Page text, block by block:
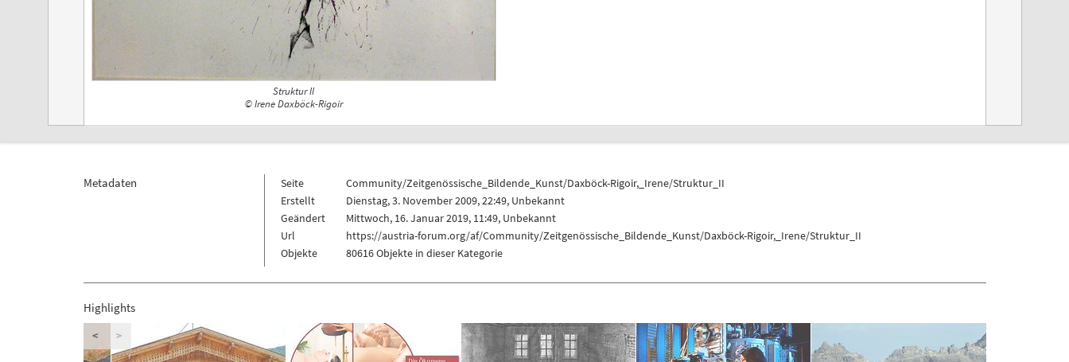
Struktur II
© Irene Daxböck-Rigoir
Metadaten Seite
Community/Zeitgenössische_Bildende_Kunst/Daxböck-Rigoir,_Irene/Struktur_II
Erstellt
Dienstag, 3. November 2009, 22:49, Unbekannt
Geändert
Mittwoch, 16. Januar 2019, 11:49, Unbekannt
Url
https://austria-forum.org/af/Community/Zeitgenössische_Bildende_Kunst/Daxböck-Rigoir,_Irene/Struktur_II
Objekte
80616 Objekte in dieser Kategorie
Highlights
< >